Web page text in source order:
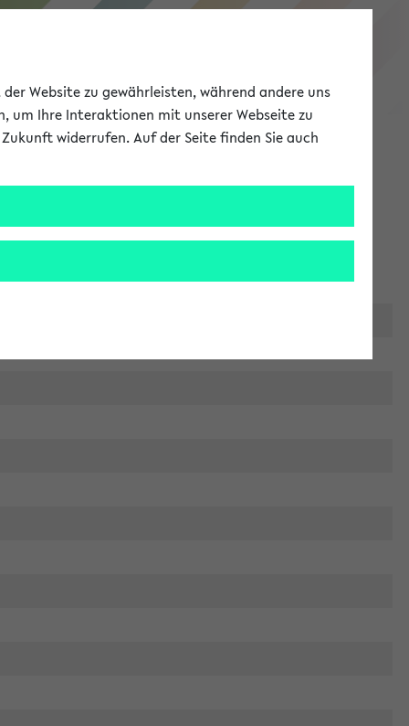
eKVV
Website zu gewährleisten, während andere uns
um Ihre Interaktionen mit unserer Webseite zu
widerrufen. Auf der Seite finden Sie auch